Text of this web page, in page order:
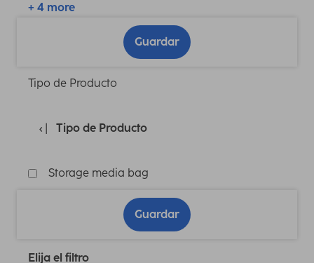
+ 4 more
Guardar
Tipo de Producto
Tipo de Producto
Storage media bag
Guardar
Elija el filtro